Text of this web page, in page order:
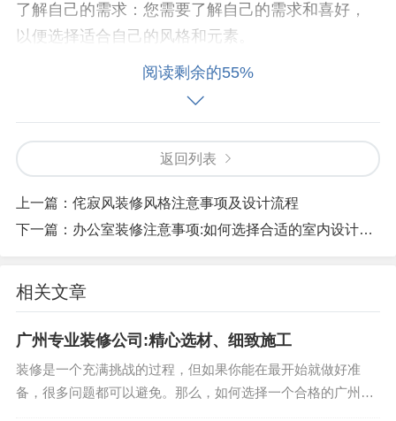
了解自己的需求：您需要了解自己的需求和喜好，
以便选择适合自己的风格和元素。
选择风格和元素：您需要选择适合自己的风格和元
以便创造出独特的空间效果。
施工和验收：您需要注意施工的细节和验收的标
准，以便确保您的空间能够达到您的预期效果。
混搭风装修设计案例
混搭风装修设计可以应用于各种空间，包括家居空
间、办公空间和店铺空间。以下是一些混搭风装修
设计的案例：
阅读剩余的55%
返回列表
上一篇： 侘寂风装修风格注意事项及设计流程
下一篇： 办公室装修注意事项:如何选择合适的室内设计方案?
相关文章
广州专业装修公司:精心选材、细致施工
装修是一个充满挑战的过程，但如果你能在最开始就做好准
备，很多问题都可以避免。那么，如何选择一个合格的广州装